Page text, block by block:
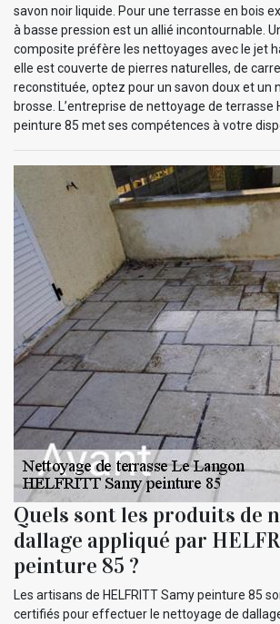
savon noir liquide. Pour une terrasse en bois
à basse pression est un allié incontournable.
composite préfère les nettoyages avec le jet
elle est couverte de pierres naturelles, de
reconstituée, optez pour un savon doux et un
brosse. L’entreprise de nettoyage de terrasse
peinture 85 met ses compétences à votre
Quels sont les produits de
dallage appliqué par
peinture 85 ?
Les artisans de HELFRITT Samy peinture 85
certifiés pour effectuer le nettoyage de